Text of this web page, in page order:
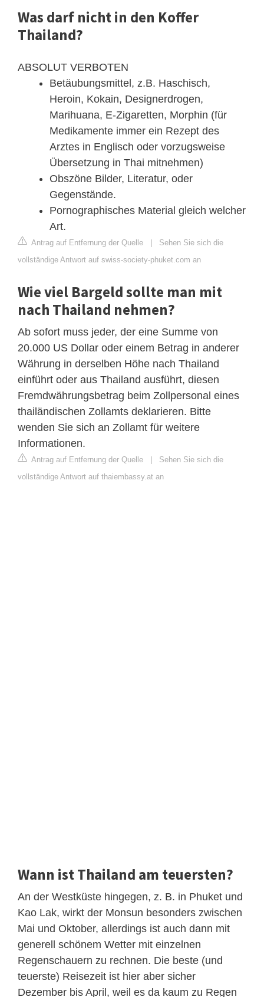
Was darf nicht in den Koffer
Thailand?
ABSOLUT VERBOTEN
Betäubungsmittel, z.B. Haschisch,
Heroin, Kokain, Designerdrogen,
Marihuana, E-Zigaretten, Morphin (für
Medikamente immer ein Rezept des
Arztes in Englisch oder vorzugsweise
Übersetzung in Thai mitnehmen)
Obszöne Bilder, Literatur, oder
Gegenstände.
Pornographisches Material gleich welcher
Art.
Antrag auf Entfernung der Quelle | Sehen Sie sich die
vollständige Antwort auf swiss-society-phuket.com an
Wie viel Bargeld sollte man mit
nach Thailand nehmen?
Ab sofort muss jeder, der eine Summe von
20.000 US Dollar oder einem Betrag in anderer
Währung in derselben Höhe nach Thailand
einführt oder aus Thailand ausführt, diesen
Fremdwährungsbetrag beim Zollpersonal eines
thailändischen Zollamts deklarieren. Bitte
wenden Sie sich an Zollamt für weitere
Informationen.
Antrag auf Entfernung der Quelle | Sehen Sie sich die
vollständige Antwort auf thaiembassy.at an
Wann ist Thailand am teuersten?
An der Westküste hingegen, z. B. in Phuket und
Kao Lak, wirkt der Monsun besonders zwischen
Mai und Oktober, allerdings ist auch dann mit
generell schönem Wetter mit einzelnen
Regenschauern zu rechnen. Die beste (und
teuerste) Reisezeit ist hier aber sicher
Dezember bis April, weil es da kaum zu Regen